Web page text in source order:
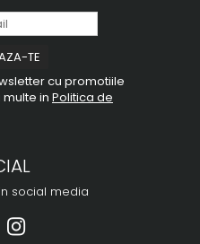
cu promotiile
in Politica de
social media